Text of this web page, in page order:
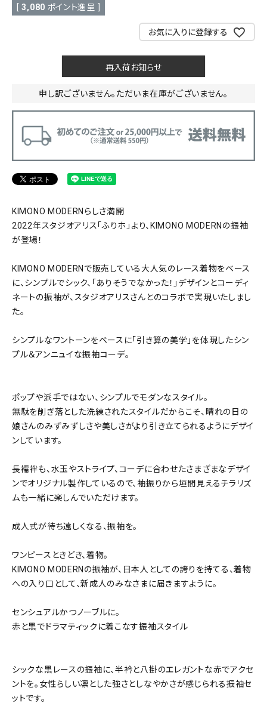
絞り込んで検索
SHOPPING GUIDE
INFORMATION
3,080 ポイント進呈 ]
お気に入りに登録する
再入荷お知らせ
申し訳ございません。ただいま在庫がございません。
KIMONO MODERNらしさ満開
2022年スタジオアリス「ふりホ」より、KIMONO MODERNの振袖
が登場！
KIMONO MODERNで販売している大人気のレース着物をベース
に、シンプルでシック、「ありそうでなかった！」デザインとコーディ
ネートの振袖が、スタジオアリスさんとのコラボで実現いたしまし
た。
シンプルなワントーンをベースに「引き算の美学」を体現したシン
プル＆アンニュイな振袖コーデ。
ポップや派手ではない、シンプルでモダンなスタイル。
無駄を削ぎ落とした洗練されたスタイルだからこそ、晴れの日の
娘さんのみずみずしさや美しさがより引き立てられるようにデザイ
ンしています。
長襦袢も、水玉やストライプ、コーデに合わせたさまざまなデザイ
ンでオリジナル製作しているので、袖振りから垣間見えるチラリズ
ムも一緒に楽しんでいただけます。
成人式が待ち遠しくなる、振袖を。
ワンピースときどき、着物。
KIMONO MODERNの振袖が、日本人としての誇りを持てる、着物
への入り口として、新成人のみなさまに届きますように。
センシュアルかつノーブルに。
赤と黒でドラマティックに着こなす振袖スタイル
シックな黒レースの振袖に、半衿と八掛のエレガントな赤でアクセ
ントを。女性らしい凛とした強さとしなやかさが感じられる振袖セ
ットです。